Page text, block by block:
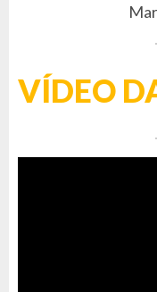
VÍDEO